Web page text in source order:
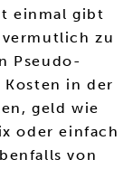
einmal gibt
zu
Pseudo-
Kosten in der
geld wie
oder einfach
von